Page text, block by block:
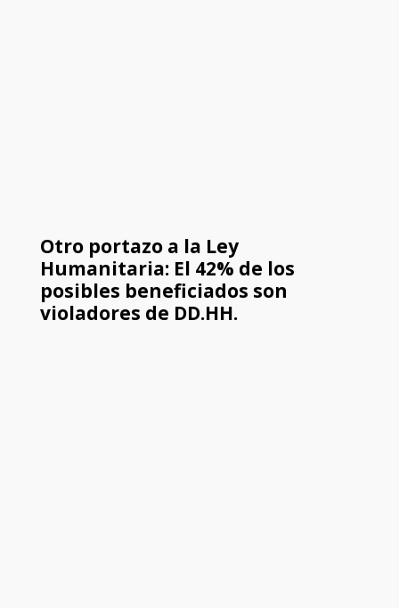
Otro portazo a la Ley
Humanitaria: El 42% de los
posibles beneficiados son
violadores de DD.HH.